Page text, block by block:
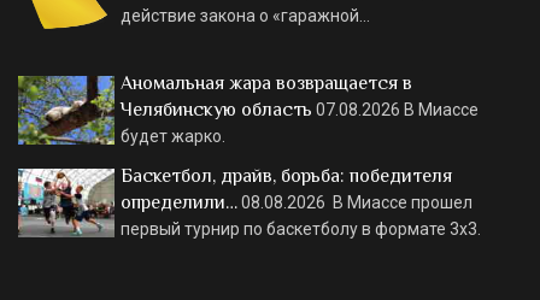
действие закона о «гаражной…
Аномальная жара возвращается в
Челябинскую область 07.08.2026 В Миассе
будет жарко.
Баскетбол, драйв, борьба: победителя
определили…08.08.2026 В Миассе прошел
первый турнир по баскетболу в формате 3х3.